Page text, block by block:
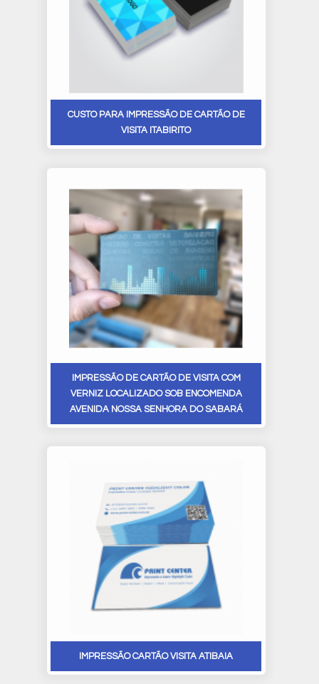
CUSTO PARA IMPRESSÃO DE CARTÃO DE
VISITA ITABIRITO
IMPRESSÃO DE CARTÃO DE VISITA COM
VERNIZ LOCALIZADO SOB ENCOMENDA
AVENIDA NOSSA SENHORA DO SABARÁ
IMPRESSÃO CARTÃO VISITA ATIBAIA